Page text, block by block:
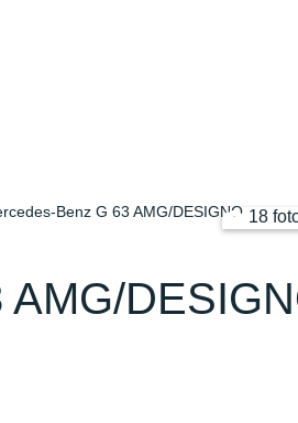
Benz G 63 AMG/DESIGNO 18
AMG/